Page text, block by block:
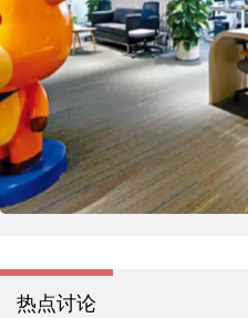
热点讨论